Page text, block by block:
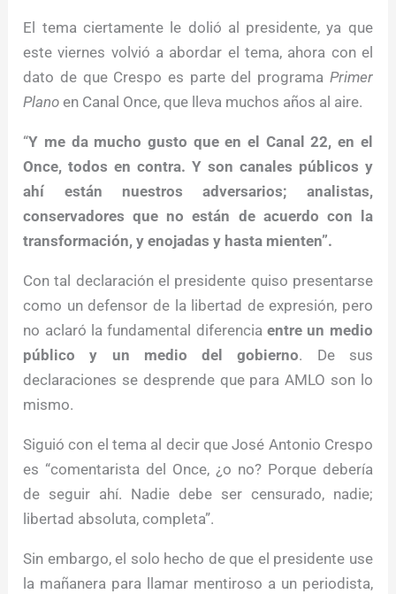
El tema ciertamente le dolió al presidente, ya que
este viernes volvió a abordar el tema, ahora con el
dato de que Crespo es parte del programa Primer
Plano en Canal Once, que lleva muchos años al aire.
“Y me da mucho gusto que en el Canal 22, en el
Once, todos en contra. Y son canales públicos y
ahí están nuestros adversarios; analistas,
conservadores que no están de acuerdo con la
transformación, y enojadas y hasta mienten”.
Con tal declaración el presidente quiso presentarse
como un defensor de la libertad de expresión, pero
no aclaró la fundamental diferenciaentre un medio
público y un medio del gobierno. De sus
declaraciones se desprende que para AMLO son lo
mismo.
Siguió con el tema al decir que José Antonio Crespo
es “comentarista del Once, ¿o no? Porque debería
de seguir ahí. Nadie debe ser censurado, nadie;
libertad absoluta, completa”.
Sin embargo, el solo hecho de que el presidente use
la mañanera para llamar mentiroso a un periodista,